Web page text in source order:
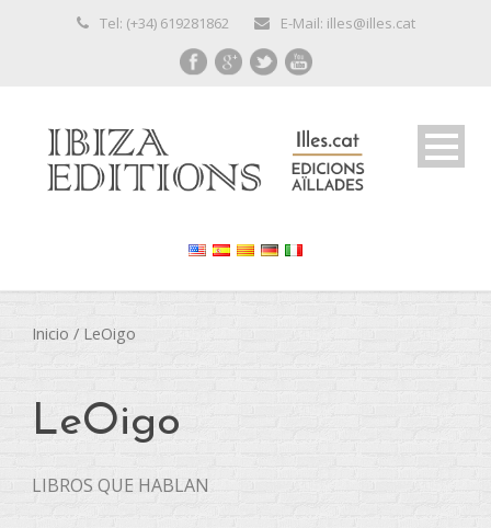
Tel: (+34) 619281862 E-Mail: illes@illes.cat
Inicio / LeOigo
LeOigo
LIBROS QUE HABLAN